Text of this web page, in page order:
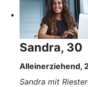
Sandra, 30
Alleinerziehend,
Sandra mit